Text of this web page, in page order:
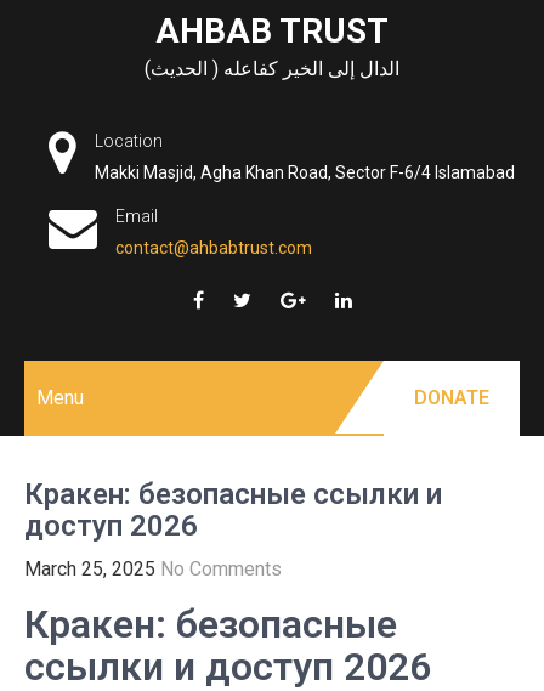
AHBAB TRUST
الدال إلى الخير كفاعله ( الحديث)
Location
Makki Masjid, Agha Khan Road, Sector F-6/4 Islamabad
Email
contact@ahbabtrust.com
Menu DONATE
Кракен: безопасные ссылки и
доступ 2026
March 25, 2025 No Comments
Кракен: безопасные
ссылки и доступ 2026